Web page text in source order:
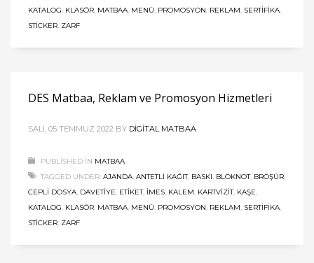
KATALOG, KLASÖR, MATBAA, MENÜ, PROMOSYON, REKLAM, SERTIFIKA,
STICKER, ZARF
DES Matbaa, Reklam ve Promosyon Hizmetleri
SALI, 05 TEMMUZ 2022 BY DIGITAL MATBAA
PUBLISHED IN MATBAA
TAGGED UNDER: AJANDA, ANTETLI KAĞIT, BASKI, BLOKNOT, BROŞÜR,
CEPLI DOSYA, DAVETIYE, ETIKET, İMES, KALEM, KARTVIZIT, KAŞE,
KATALOG, KLASÖR, MATBAA, MENÜ, PROMOSYON, REKLAM, SERTIFIKA,
STICKER, ZARF